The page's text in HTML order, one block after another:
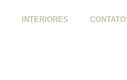
INTERIORES